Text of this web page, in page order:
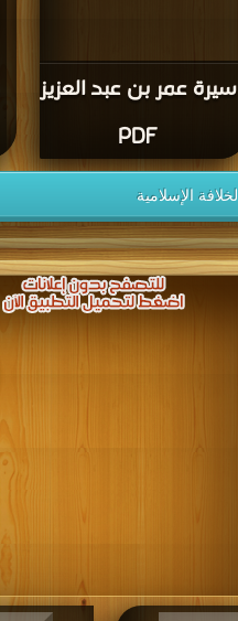
سيرة عمر بن عبد العزيز
PDF
الإسلامية